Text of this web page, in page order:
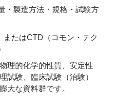
・製造方法・規格・試験方
たはCTD（コモン・テク
理的化学的性質、安定性
試験、臨床試験（治験）
大な資料群です。